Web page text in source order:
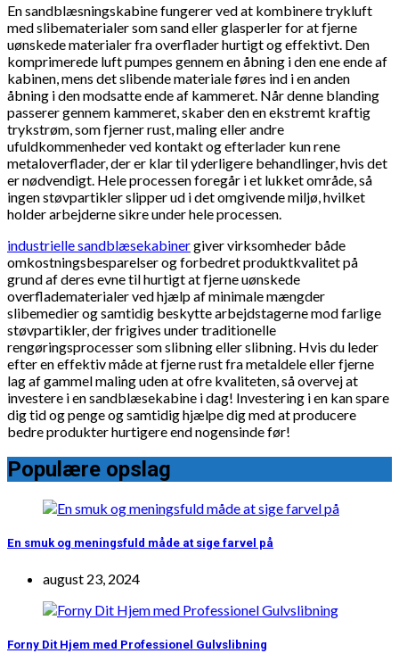
En sandblæsningskabine fungerer ved at kombinere trykluft
med slibematerialer som sand eller glasperler for at fjerne
uønskede materialer fra overflader hurtigt og effektivt. Den
komprimerede luft pumpes gennem en åbning i den ene ende af
kabinen, mens det slibende materiale føres ind i en anden
åbning i den modsatte ende af kammeret. Når denne blanding
passerer gennem kammeret, skaber den en ekstremt kraftig
trykstrøm, som fjerner rust, maling eller andre
ufuldkommenheder ved kontakt og efterlader kun rene
metaloverflader, der er klar til yderligere behandlinger, hvis det
er nødvendigt. Hele processen foregår i et lukket område, så
ingen støvpartikler slipper ud i det omgivende miljø, hvilket
holder arbejderne sikre under hele processen.
industrielle sandblæsekabinergiver virksomheder både
omkostningsbesparelser og forbedret produktkvalitet på
grund af deres evne til hurtigt at fjerne uønskede
overfladematerialer ved hjælp af minimale mængder
slibemedier og samtidig beskytte arbejdstagerne mod farlige
støvpartikler, der frigives under traditionelle
rengøringsprocesser som slibning eller slibning. Hvis du leder
efter en effektiv måde at fjerne rust fra metaldele eller fjerne
lag af gammel maling uden at ofre kvaliteten, så overvej at
investere i en sandblæsekabine i dag! Investering i en kan spare
dig tid og penge og samtidig hjælpe dig med at producere
bedre produkter hurtigere end nogensinde før!
Populære opslag
En smuk og meningsfuld måde at sige farvel på
august 23, 2024
Forny Dit Hjem med Professionel Gulvslibning